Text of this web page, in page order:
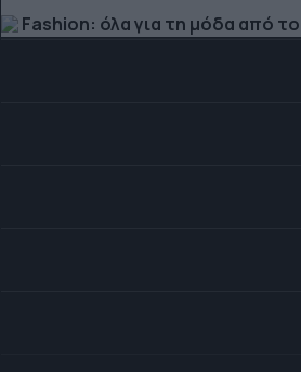
Fashion: όλα για τη μόδα από